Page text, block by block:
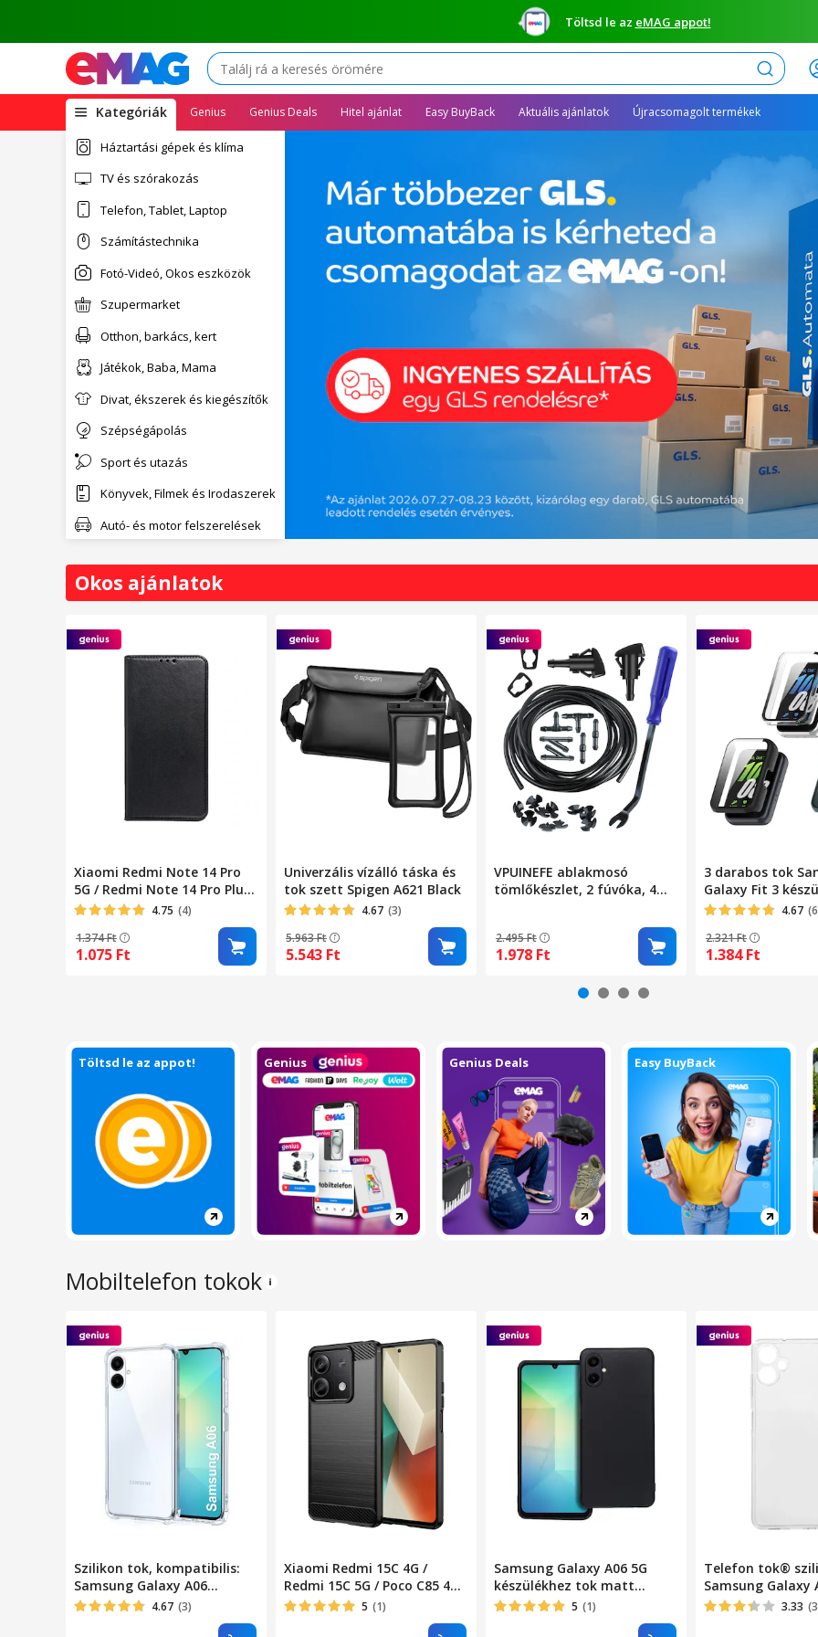
Töltsd le az eMAG appot!
Háztartási gépek és klíma
TV és szórakozás
Telefon, Tablet, Laptop
Számítástechnika
Fotó-Videó, Okos eszközök
Szupermarket
Otthon, barkács, kert
Játékok, Baba, Mama
Divat, ékszerek és kiegészítők
Szépségápolás
Sport és utazás
Könyvek, Filmek és Irodaszerek
Autó- és motor felszerelések
Keresés
Kategóriák(open
megamenu)
Genius Genius Deals Hitel ajánlat Easy BuyBack Aktuális ajánlatok Újracsomagolt termékek
Okos ajánlatok
Xiaomi Redmi Note 14 Pro
5G / Redmi Note 14 Pro Plus
5G kompatibilis telefontok,
bankkártyatartós,
mágneszáras, fekete, Smart
4.75 (4)
1.374Ft
1.075 Ft
Univerzális vízálló táska és
tok szett Spigen A621 Black
4.67 (3)
5.963Ft
5.543 Ft
VPUINEFE ablakmosó
tömlőkészlet, 2 fúvóka, 4m
kompatibilis a Dodge Grand
Caravan 2008-2017
modellekkel
2.495Ft
1.978 Ft
3 darabos tok
Galaxy Fit 3
kemény PC tok és
üveg védelem,
2024
4.67
2.321Ft
1.384Ft
Töltsd le az appot! Genius Genius Deals Easy BuyBack
Mobiltelefon tokok
Szilikon tok, kompatibilis:
Samsung Galaxy A06
ütésálló átlátszó
4.67 (3)
Xiaomi Redmi 15C 4G /
Redmi 15C 5G / Poco C85 4G
kompatibilis szilikon
hátlaptok, karbon mintás,
5 (1)
Samsung Galaxy A06 5G
készülékhez tok matt
fekete
5 (1)
Telefon tok®
Samsung Galaxy
kamera
ultravékony,
3.33